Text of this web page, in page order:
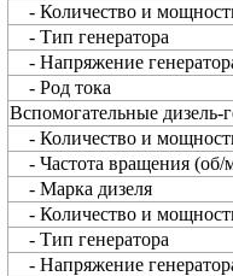
- Количество и
- Тип генератора
- Напряжение
- Род тока
Вспомогательные дизель-
- Количество и
- Частота вращения (об/
- Марка дизеля
- Количество и
- Тип генератора
- Напряжение